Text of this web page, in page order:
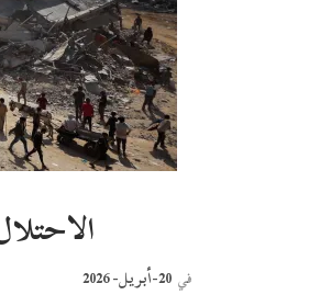
في 20-أبريل- 2026